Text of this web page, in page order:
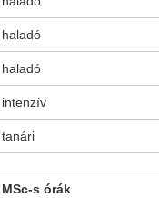
haladó
haladó
intenzív
tanári
MSc-s órák